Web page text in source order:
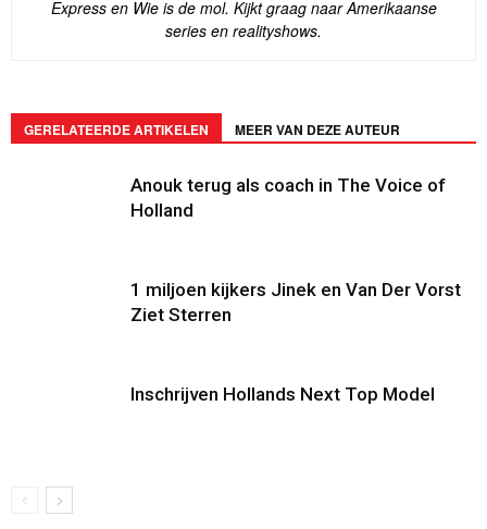
Express en Wie is de mol. Kijkt graag naar Amerikaanse
series en realityshows.
GERELATEERDE ARTIKELEN MEER VAN DEZE AUTEUR
Anouk terug als coach in The Voice of
Holland
1 miljoen kijkers Jinek en Van Der Vorst
Ziet Sterren
Inschrijven Hollands Next Top Model